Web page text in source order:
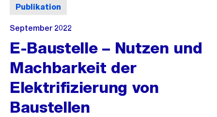
Publikation
September 2022
E-Baustelle – Nutzen und
Machbarkeit der
Elektrifizierung von
Baustellen